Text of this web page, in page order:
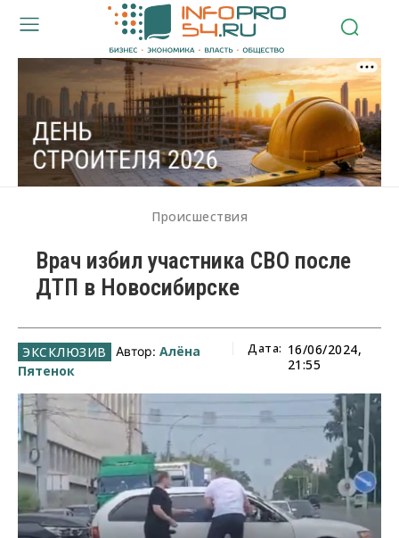
Происшествия
Врач избил участника СВО после
ДТП в Новосибирске
Автор: Алёна
Пятенок
Дата: 16/06/2024,
21:55